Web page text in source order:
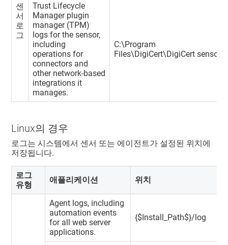
센
서
로
그
Trust Lifecycle
Managerplugin
manager (TPM)
logs for the sensor,
including
operations for
connectors and
other network-based
integrations it
manages.
C:\Program
Files\DigiCert\DigiCert
Linux의 경우
로그는 시스템에서 센서 또는 에이전트가 설정된 위치에
저장됩니다.
로그
유형
애플리케이션 위치
Agent logs, including
automation events
for all web server
applications.
{$Install_Path$}/log